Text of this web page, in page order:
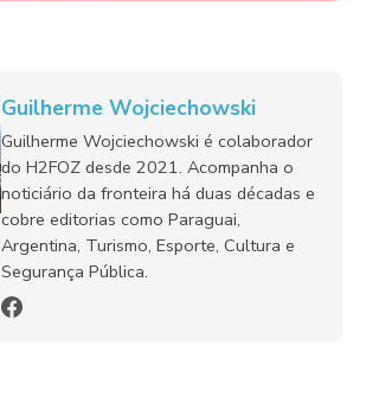
Guilherme Wojciechowski
Guilherme Wojciechowski é colaborador
do H2FOZ desde 2021. Acompanha o
noticiário da fronteira há duas décadas e
cobre editorias como Paraguai,
Argentina, Turismo, Esporte, Cultura e
Segurança Pública.